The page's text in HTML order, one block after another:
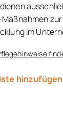
im
hinzufügen